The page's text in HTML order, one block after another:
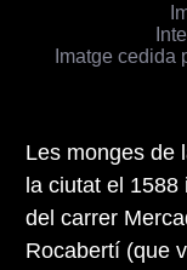
Imatge cedida
Les monges de
la ciutat el
del carrer
Rocabertí (que